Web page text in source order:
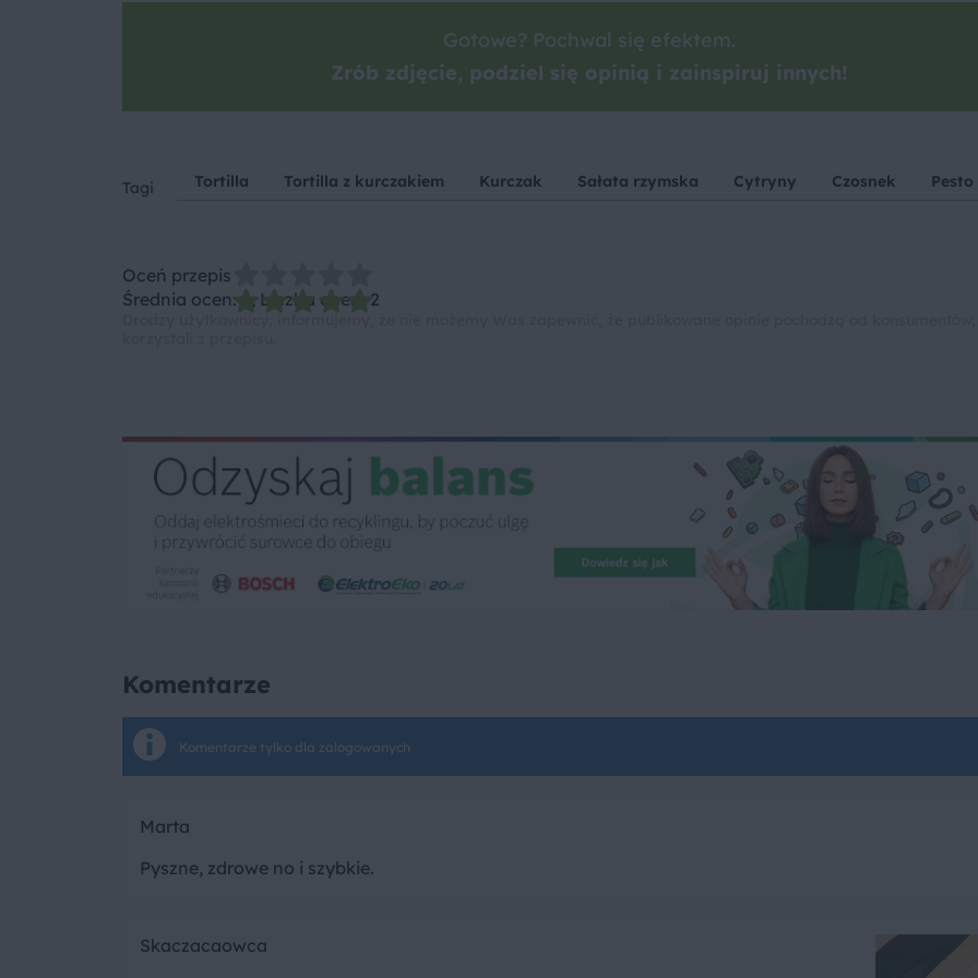
Gotowe? Pochwal się efektem.
Zrób zdjęcie, podziel się opinią i zainspiruj innych!
Tagi Tortilla Tortilla z kurczakiem Kurczak Sałata rzymska Cytryny Czosnek Pesto
Oceń przepis
Średnia ocen: 5, Liczba ocen: 2
Komentarze
Komentarze tylko dla zalogowanych
Marta
Pyszne, zdrowe no i szybkie.
Skaczacaowca